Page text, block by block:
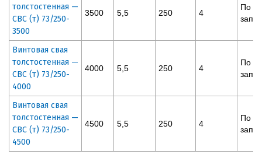
толстостенная —
СВС (т) 73/250-
3500
3500 5,5 250 4
По
Винтовая свая
толстостенная —
СВС (т) 73/250-
4000
4000 5,5 250 4
По
Винтовая свая
толстостенная —
СВС (т) 73/250-
4500
4500 5,5 250 4
По